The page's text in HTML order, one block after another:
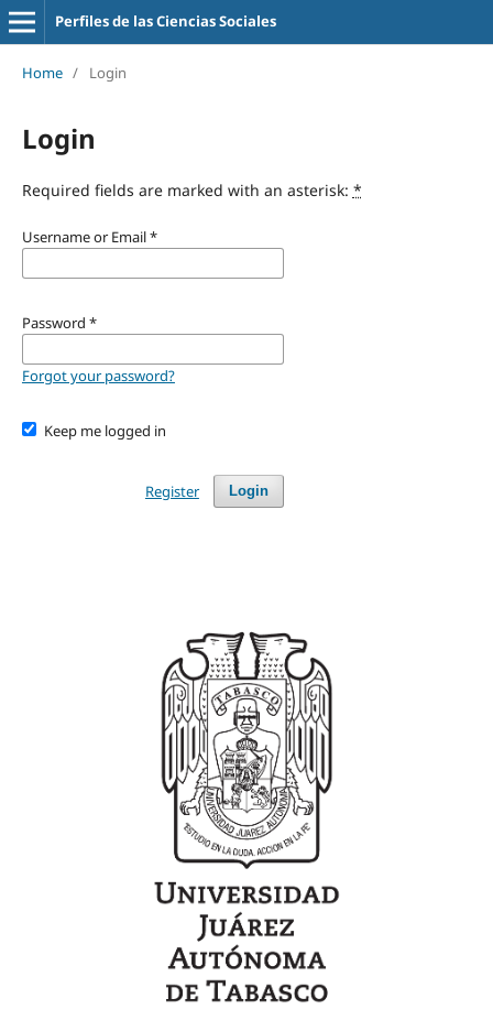
Perfiles de las Ciencias Sociales
Home / Login
Login
Required fields are marked with an asterisk: *
Username or Email*
Password *
Forgot your password?
Keep me logged in
Login
Register